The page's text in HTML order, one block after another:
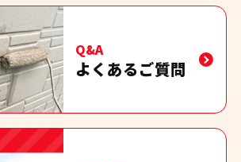
Q&A
よくあるご質問